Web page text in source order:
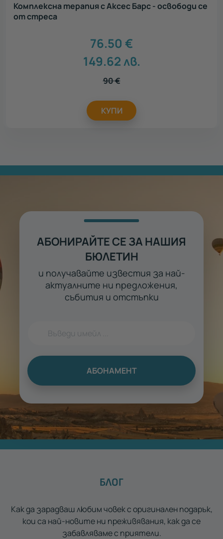
Комплексна терапия с Аксес Барс - освободи се
от стреса
76.50 €
149.62лв.
90€
КУПИ
АБОНИРАЙТЕ СЕ ЗА НАШИЯ
БЮЛЕТИН
и получавайте известия за най-
актуалните ни предложения,
събития и отстъпки
АБОНАМЕНТ
БЛОГ
Как да зарадваш любим човек с оригинален подарък,
кои са най-новите ни преживявания, как да се
забавляваме с приятели.